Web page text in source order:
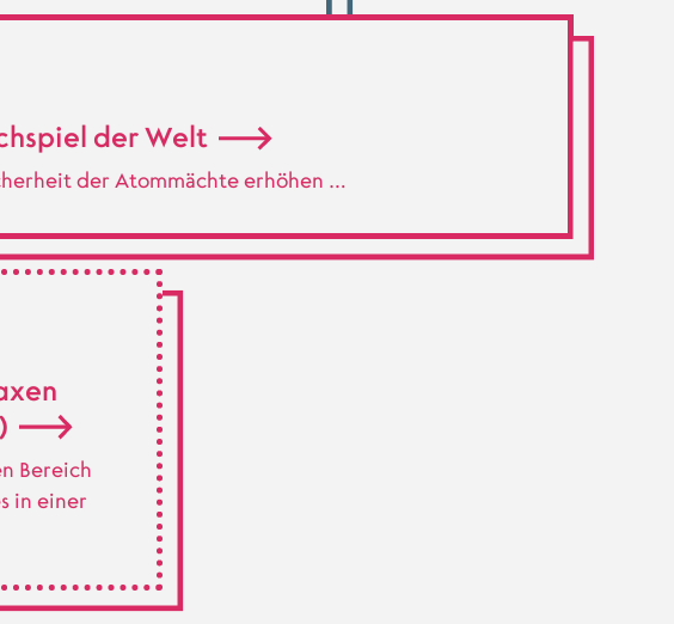
der Welt
der Atommächte erhöhen …
Bereich
in einer